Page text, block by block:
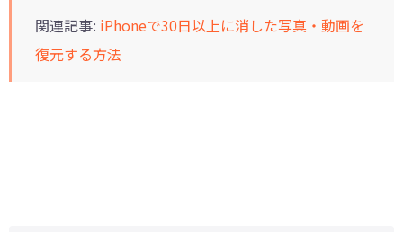
関連記事: iPhoneで30日以上に消した写真・動画を
復元する方法